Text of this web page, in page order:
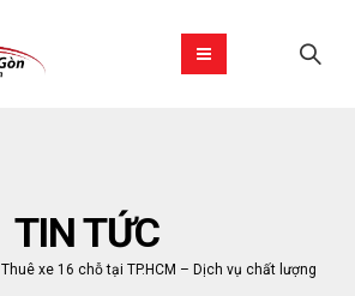
TIN TỨC
Thuê xe 16 chỗ tại TP.HCM – Dịch vụ chất lượng